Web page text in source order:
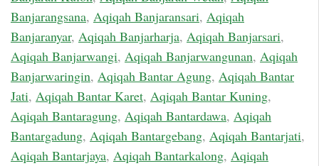
Banjarangsana, Aqiqah Banjaransari, Aqiqah
Banjaranyar, Aqiqah Banjarharja, Aqiqah Banjarsari,
Aqiqah Banjarwangi, Aqiqah Banjarwangunan, Aqiqah
Banjarwaringin, Aqiqah Bantar Agung, Aqiqah Bantar
Jati, Aqiqah Bantar Karet, Aqiqah Bantar Kuning,
Aqiqah Bantaragung, Aqiqah Bantardawa, Aqiqah
Bantargadung, Aqiqah Bantargebang, Aqiqah Bantarjati,
Aqiqah Bantarjaya, Aqiqah Bantarkalong, Aqiqah